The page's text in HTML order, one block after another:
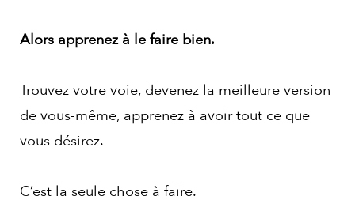
Alors apprenez à le faire bien.
Trouvez votre voie, devenez la meilleure version
de vous-même, apprenez à avoir tout ce que
vous désirez.
C’est la seule chose à faire.